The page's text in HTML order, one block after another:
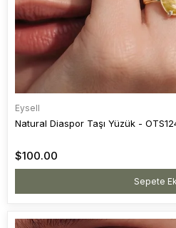
Eysell
Natural Diaspor Taşı Yüzük -
$100.00
Sepete